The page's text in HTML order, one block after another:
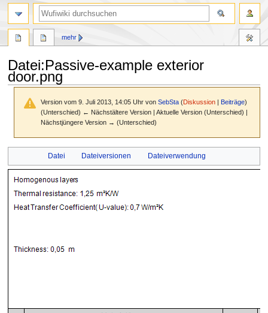
Datei:Passive-example exterior
door.png
Version vom 9. Juli 2013, 14:05 Uhr vonSebSta (Diskussion |Beiträge)
(Unterschied) ← Nächstältere Version | Aktuelle Version (Unterschied) |
Nächstjüngere Version → (Unterschied)
Datei Dateiversionen Dateiverwendung
mehr
Suche